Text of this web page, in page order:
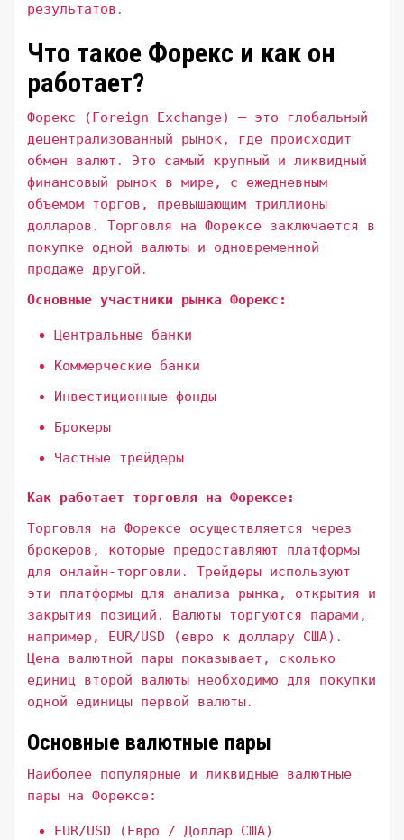
результатов․
Что такое Форекс и как он
работает?
Форекс (Foreign Exchange) – это глобальный
децентрализованный рынок, где происходит
обмен валют․ Это самый крупный и ликвидный
финансовый рынок в мире, с ежедневным
объемом торгов, превышающим триллионы
долларов․ Торговля на Форексе заключается в
покупке одной валюты и одновременной
продаже другой․
Основные участники рынка Форекс:
Центральные банки
Коммерческие банки
Инвестиционные фонды
Брокеры
Частные трейдеры
Как работает торговля на Форексе:
Торговля на Форексе осуществляется через
брокеров, которые предоставляют платформы
для онлайн-торговли․ Трейдеры используют
эти платформы для анализа рынка, открытия и
закрытия позиций․ Валюты торгуются парами,
например, EUR/USD (евро к доллару США)․
Цена валютной пары показывает, сколько
единиц второй валюты необходимо для покупки
одной единицы первой валюты․
Основные валютные пары
Наиболее популярные и ликвидные валютные
пары на Форексе:
EUR/USD (Евро / Доллар США)